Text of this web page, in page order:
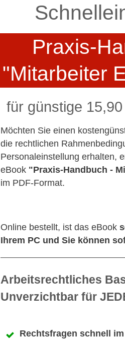
Praxis-
"Mitarbeiter
​für günstige
Möchten Sie einen
die rechtlichen
Personaleinstellung erhalten,
eBook "Praxis-Handbuch -
im PDF-Format.
Online bestellt, ist das eBook
Ihrem PC und Sie können
Arbeitsrechtliches
​Unverzichtbar für
Rechtsfragen schnell